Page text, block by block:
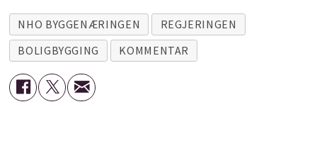
NHO BYGGENÆRINGEN
REGJERINGEN
BOLIGBYGGING
KOMMENTAR